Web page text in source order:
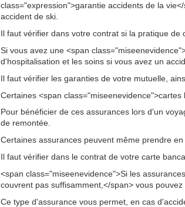
class="expression">garantie accidents de la
accident de ski.
Il faut vérifier dans votre contrat si la pratique de
Si vous avez une <span
d'hospitalisation et les soins si vous avez un
Il faut vérifier les garanties de votre mutuelle,
Certaines <span
Pour bénéficier de ces assurances lors d'un
de remontée.
Certaines assurances peuvent même prendre
Il faut vérifier dans le contrat de votre carte
<span class="miseenevidence">Si les
couvrent pas suffisamment,</span> vous
Ce type d'assurance vous permet, en cas